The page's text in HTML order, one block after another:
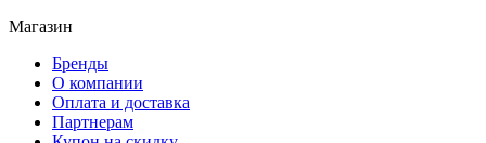
Магазин
Бренды
О компании
Оплата и доставка
Партнерам